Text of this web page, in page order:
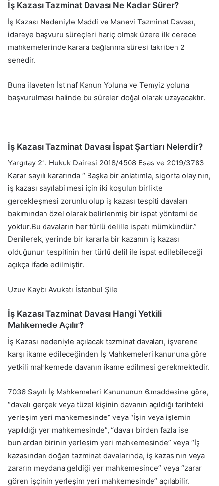
İş Kazası Tazminat Davası Ne Kadar Sürer?
İş Kazası Nedeniyle Maddi ve Manevi Tazminat Davası,
idareye başvuru süreçleri hariç olmak üzere ilk derece
mahkemelerinde karara bağlanma süresi takriben 2
senedir.
Buna ilaveten İstinaf Kanun Yoluna ve Temyiz yoluna
başvurulması halinde bu süreler doğal olarak uzayacaktır.
İş Kazası Tazminat Davası İspat Şartları Nelerdir?
Yargıtay 21. Hukuk Dairesi 2018/4508 Esas ve 2019/3783
Karar sayılı kararında “ Başka bir anlatımla, sigorta olayının,
iş kazası sayılabilmesi için iki koşulun birlikte
gerçekleşmesi zorunlu olup iş kazası tespiti davaları
bakımından özel olarak belirlenmiş bir ispat yöntemi de
yoktur.Bu davaların her türlü delille ispatı mümkündür.”
Denilerek, yerinde bir kararla bir kazanın iş kazası
olduğunun tespitinin her türlü delil ile ispat edilebileceği
açıkça ifade edilmiştir.
Uzuv Kaybı Avukatı İstanbul Şile
İş Kazası Tazminat Davası Hangi Yetkili
Mahkemede Açılır?
İş Kazası nedeniyle açılacak tazminat davaları, işverene
karşı ikame edileceğinden İş Mahkemeleri kanununa göre
yetkili mahkemede davanın ikame edilmesi gerekmektedir.
7036 Sayılı İş Mahkemeleri Kanununun 6.maddesine göre,
“davalı gerçek veya tüzel kişinin davanın açıldığı tarihteki
yerleşim yeri mahkemesinde” veya “İşin veya işlemin
yapıldığı yer mahkemesinde”, “davalı birden fazla ise
bunlardan birinin yerleşim yeri mahkemesinde” veya “İş
kazasından doğan tazminat davalarında, iş kazasının veya
zararın meydana geldiği yer mahkemesinde” veya “zarar
gören işçinin yerleşim yeri mahkemesinde” açılabilir.